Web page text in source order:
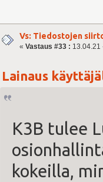
Vs: Tiedostojen
« Vastaus #33 : 13.04.21
Lainaus
K3B tulee
kokeilla,